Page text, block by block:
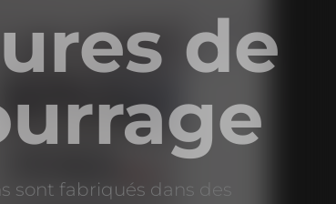
de
sont fabriqués dans des